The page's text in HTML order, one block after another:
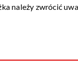
należy zwrócić